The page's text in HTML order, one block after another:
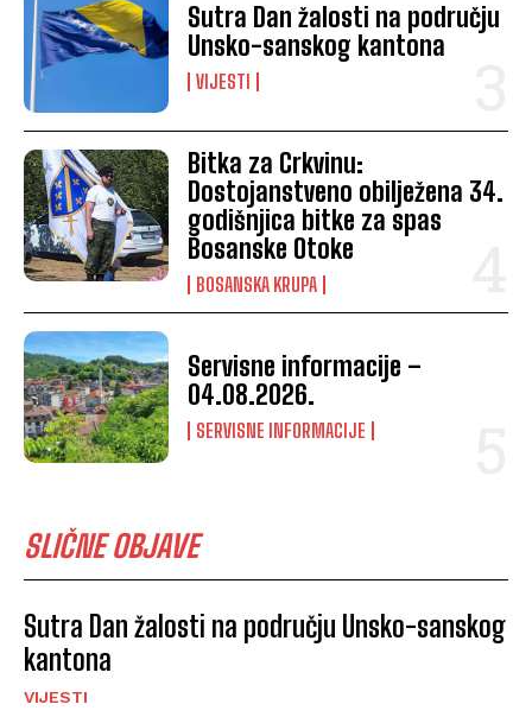
Sutra Dan žalosti na području
Unsko-sanskog kantona
VIJESTI
Bitka za Crkvinu:
Dostojanstveno obilježena 34.
godišnjica bitke za spas
Bosanske Otoke
BOSANSKA KRUPA
Servisne informacije –
04.08.2026.
SERVISNE INFORMACIJE
SLIČNE OBJAVE
Sutra Dan žalosti na području Unsko-sanskog
kantona
VIJESTI